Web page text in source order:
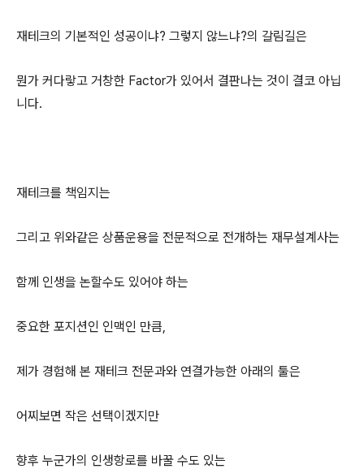
재테크의 기본적인 성공이냐? 그렇지 않느냐?의 갈림길은
뭔가 커다랗고 거창한 Factor가 있어서 결판나는 것이 결코 아닙
니다.
재테크를 책임지는
그리고 위와같은 상품운용을 전문적으로 전개하는 재무설계사는
함께 인생을 논할수도 있어야 하는
중요한 포지션인 인맥인 만큼,
제가 경험해 본 재테크 전문과와 연결가능한 아래의 툴은
어찌보면 작은 선택이겠지만
향후 누군가의 인생항로를 바꿀 수도 있는